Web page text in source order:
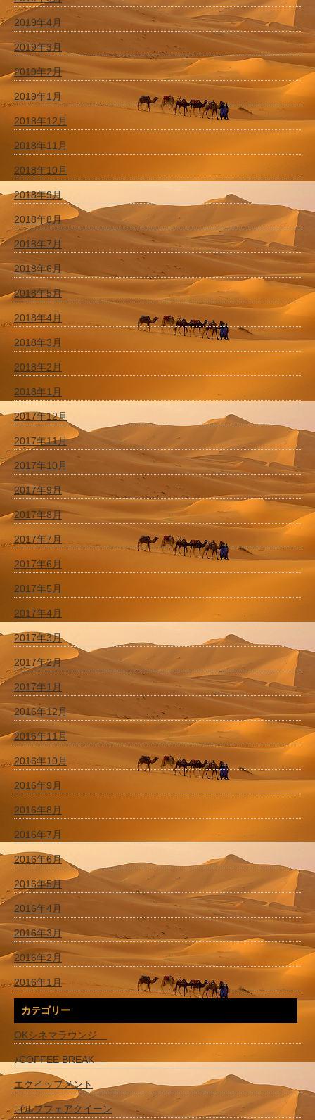
2019年4月
2019年3月
2019年2月
2019年1月
2018年12月
2018年11月
2018年10月
2018年9月
2018年8月
2018年7月
2018年6月
2018年5月
2018年4月
2018年3月
2018年2月
2018年1月
2017年12月
2017年11月
2017年10月
2017年9月
2017年8月
2017年7月
2017年6月
2017年5月
2017年4月
2017年3月
2017年2月
2017年1月
2016年12月
2016年11月
2016年10月
2016年9月
2016年8月
2016年7月
2016年6月
2016年5月
2016年4月
2016年3月
2016年2月
2016年1月
カテゴリー
OKシネマラウンジ
♪COFFEE BREAK
エクイップメント
ゴルフフェアクイーン